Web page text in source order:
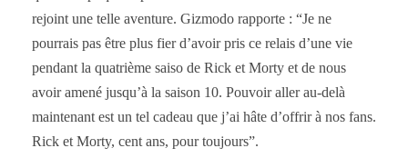
rejoint une telle aventure. Gizmodo rapporte : “Je ne
pourrais pas être plus fier d’avoir pris ce relais d’une vie
pendant la quatrième saiso de Rick et Morty et de nous
avoir amené jusqu’à la saison 10. Pouvoir aller au-delà
maintenant est un tel cadeau que j’ai hâte d’offrir à nos fans.
Rick et Morty, cent ans, pour toujours”.